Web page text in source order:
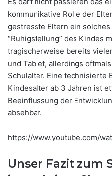
kommunikative Rolle der
gestresste Eltern ein
“Ruhigstellung” des Kindes
tragischerweise bereits
und Tablet, allerdings
Schulalter. Eine technisierte
Kindesalter ab 3 Jahren ist
Beeinflussung der
absehbar.
https://www.youtube.com/
Unser Fazit zum